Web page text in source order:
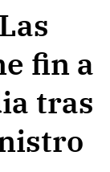
fin a
tras